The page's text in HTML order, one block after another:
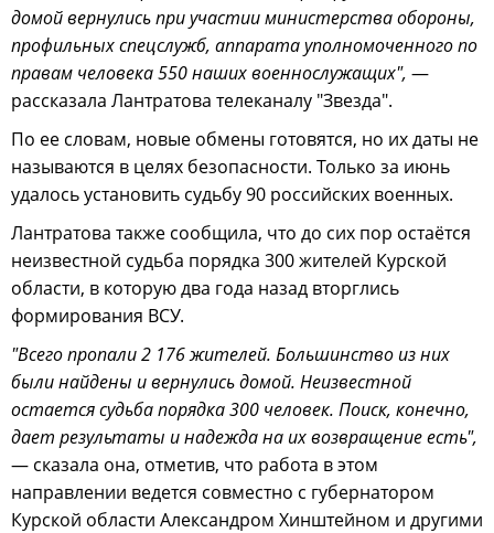
домой вернулись при участии министерства обороны,
профильных спецслужб, аппарата уполномоченного по
правам человека 550 наших военнослужащих", —
рассказала Лантратова телеканалу "Звезда".
По ее словам, новые обмены готовятся, но их даты не
называются в целях безопасности. Только за июнь
удалось установить судьбу 90 российских военных.
Лантратова также сообщила, что до сих пор остаётся
неизвестной судьба порядка 300 жителей Курской
области, в которую два года назад вторглись
формирования ВСУ.
"Всего пропали 2 176 жителей. Большинство из них
были найдены и вернулись домой. Неизвестной
остается судьба порядка 300 человек. Поиск, конечно,
дает результаты и надежда на их возвращение есть",
— сказала она, отметив, что работа в этом
направлении ведется совместно с губернатором
Курской области Александром Хинштейном и другими